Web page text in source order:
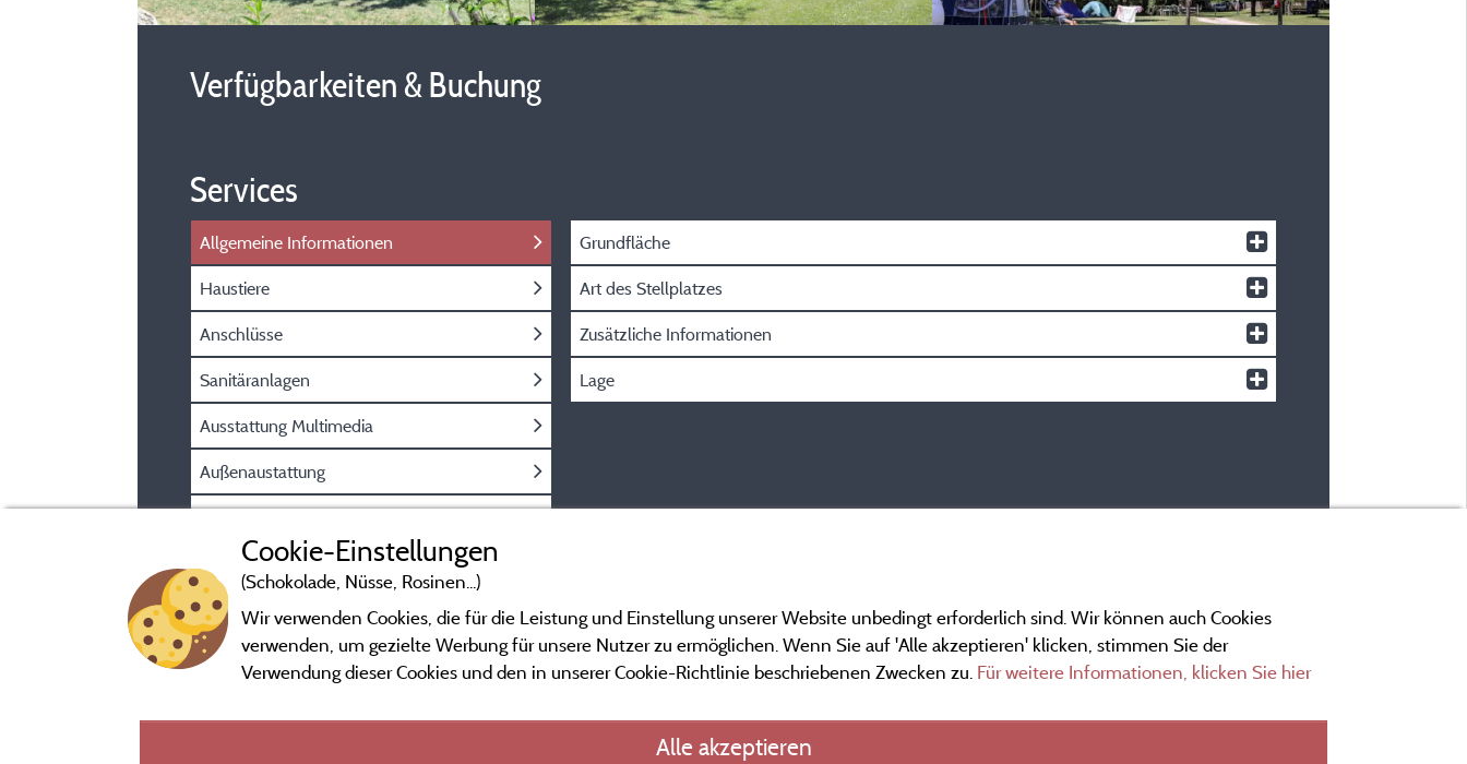
Verfügbarkeiten & Buchung
Services
Allgemeine Informationen
Haustiere
Anschlüsse
Sanitäranlagen
Ausstattung Multimedia
Außenaustattung
Grundfläche
Art des Stellplatzes
Zusätzliche Informationen
Lage
Cookie-Einstellungen
(Schokolade, Nüsse, Rosinen...)
Wir verwenden Cookies, die für die Leistung und Einstellung unserer Website unbedingt erforderlich sind. Wir können auch Cookies
verwenden, um gezielte Werbung für unsere Nutzer zu ermöglichen. Wenn Sie auf 'Alle akzeptieren' klicken, stimmen Sie der
Verwendung dieser Cookies und den in unserer Cookie-Richtlinie beschriebenen Zwecken zu. Für weitere Informationen, klicken Sie hier
Alle akzeptieren